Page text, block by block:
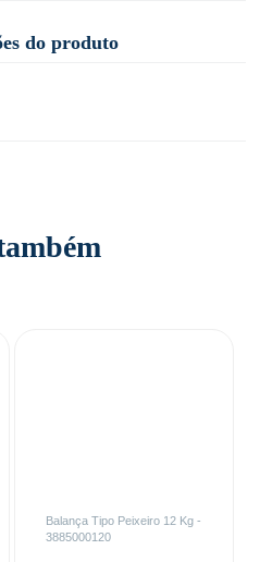
do produto
Balança Tipo Peixeiro 12 Kg -
3885000120